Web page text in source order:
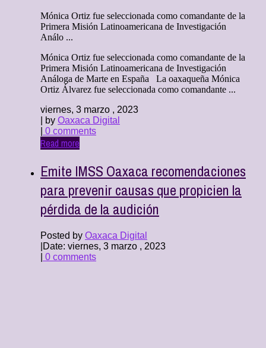
Mónica Ortiz fue seleccionada como comandante de la
Primera Misión Latinoamericana de Investigación
Análo ...
Mónica Ortiz fue seleccionada como comandante de la
Primera Misión Latinoamericana de Investigación
Análoga de Marte en España La oaxaqueña Mónica
Ortiz Álvarez fue seleccionada como comandante ...
viernes, 3 marzo , 2023
| by Oaxaca Digital
0 comments
Read more
Emite IMSS Oaxaca recomendaciones
para prevenir causas que propicien la
pérdida de la audición
Posted by Oaxaca Digital
Date: viernes, 3 marzo , 2023
0 comments